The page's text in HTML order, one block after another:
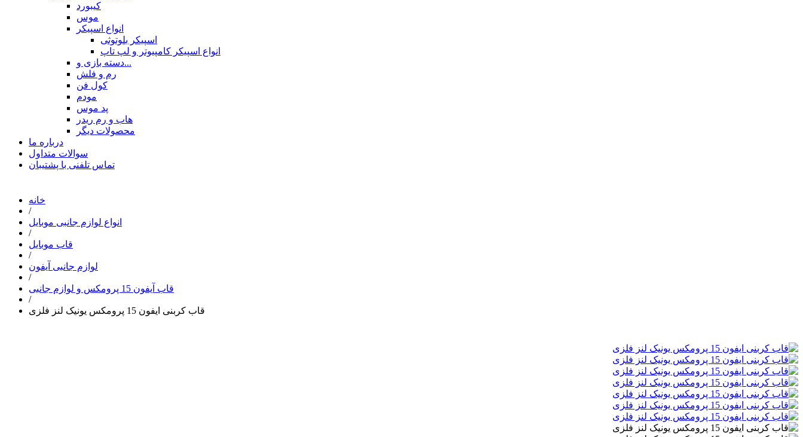
کیبورد
موس
انواع اسپیکر
اسپیکر بلوتوثی
انواع اسپیکر کامپیوتر و لپ تاپ
دسته بازی و...
رم و فلش
کول فن
مودم
پد موس
هاب و رم ریدر
محصولات دیگر
درباره ما
سوالات متداول
تماس تلفنی با پشتیبان
خانه
/
انواع لوازم جانبی موبایل
/
قاب موبایل
/
لوازم جانبی آیفون
/
قاب آیفون 15 پرومکس و لوازم جانبی
/
قاب کربنی ایفون 15 پرومکس یونیک لنز فلزی